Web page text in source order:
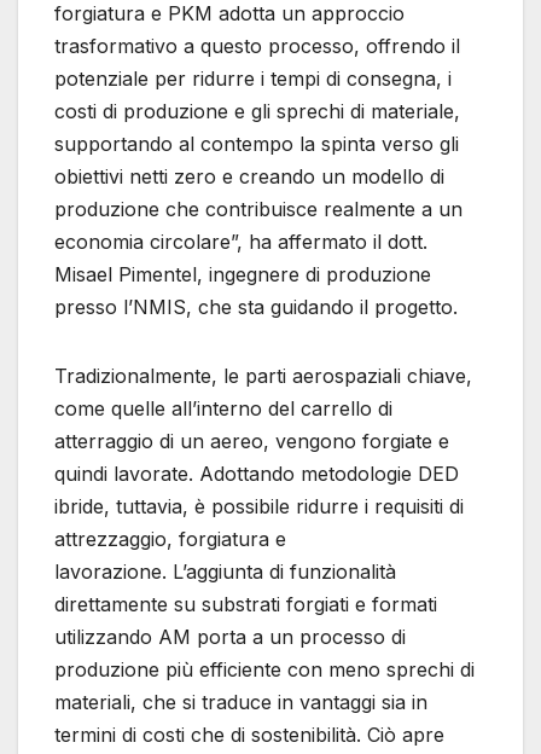
forgiatura e PKM adotta un approccio
trasformativo a questo processo, offrendo il
potenziale per ridurre i tempi di consegna, i
costi di produzione e gli sprechi di materiale,
supportando al contempo la spinta verso gli
obiettivi netti zero e creando un modello di
produzione che contribuisce realmente a un
economia circolare”, ha affermato il dott.
Misael Pimentel, ingegnere di produzione
presso l’NMIS, che sta guidando il progetto.
Tradizionalmente, le parti aerospaziali chiave,
come quelle all’interno del carrello di
atterraggio di un aereo, vengono forgiate e
quindi lavorate. Adottando metodologie DED
ibride, tuttavia, è possibile ridurre i requisiti di
attrezzaggio, forgiatura e
lavorazione. L’aggiunta di funzionalità
direttamente su substrati forgiati e formati
utilizzando AM porta a un processo di
produzione più efficiente con meno sprechi di
materiali, che si traduce in vantaggi sia in
termini di costi che di sostenibilità. Ciò apre